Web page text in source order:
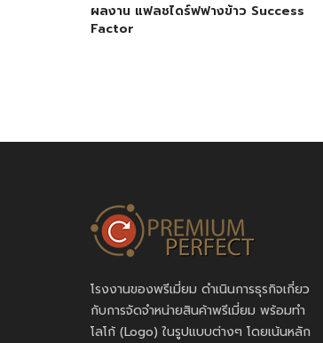
ผลงาน แฟลชไดร์ฟฟางข้าว Success
Factor
โรงงานของพรีเมี่ยม ดำเนินการธุรกิจเกี่ยว
กับการจัดจำหน่ายสินค้าพรีเมี่ยม พร้อมทำ
โลโก้ (Logo) ในรูปแบบต่างๆ โดยเน้นหลัก